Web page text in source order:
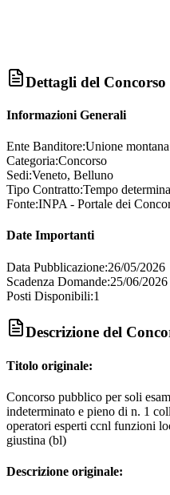
Dettagli del Concorso
Informazioni Generali
Ente Banditore:Unione
Categoria:Concorso
Sedi:Veneto, Belluno
Tipo Contratto:Tempo
Fonte:INPA - Portale dei
Date Importanti
Data Pubblicazione:26/05/2026
Scadenza Domande:25/06/2026
Posti Disponibili:1
Descrizione del
Titolo originale:
Concorso pubblico per soli
indeterminato e pieno di n. 1
operatori esperti ccnl funzioni
giustina (bl)
Descrizione originale: